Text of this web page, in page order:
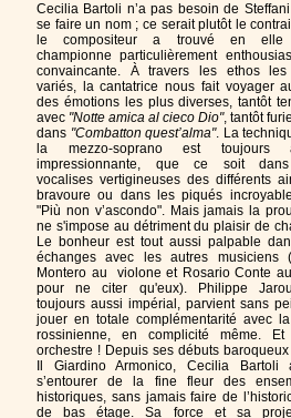
Cecilia Bartoli n’a pas besoin de
se faire un nom ; ce serait plutôt le
le compositeur a trouvé en elle
championne particulièrement
convaincante. À travers les ethos
variés, la cantatrice nous fait voyager
des émotions les plus diverses, tantôt
avec "Notte amica al cieco Dio", tantôt
dans "Combatton quest’alma". La
la mezzo-soprano est toujours
impressionnante, que ce soit
vocalises vertigineuses des différents
bravoure ou dans les piqués
"Più non v’ascondo". Mais jamais la
ne s'impose au détriment du plaisir de
Le bonheur est tout aussi palpable
échanges avec les autres musiciens
Montero au violone et Rosario Conte
pour ne citer qu'eux). Philippe
toujours aussi impérial, parvient sans
jouer en totale complémentarité avec
rossinienne, en complicité même. Et
orchestre ! Depuis ses débuts
Il Giardino Armonico, Cecilia Bartoli
s’entourer de la fine fleur des
historiques, sans jamais faire de
de bas étage. Sa force et sa